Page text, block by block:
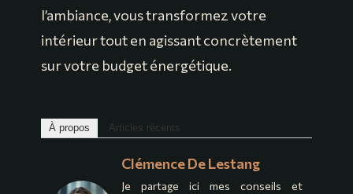
l’ambiance, vous transformez votre
intérieur tout en agissant concrètement
sur votre budget énergétique.
À propos Articles récents
Clémence De Lestang
Je partage ici mes conseils et